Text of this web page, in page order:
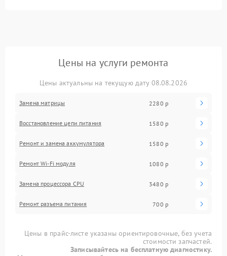
Цены на услуги ремонта
Цены актуальны на текущую дату 08.08.2026
Замена матрицы 2280 р
Восстановление цепи питания 1580 р
Ремонт и замена аккумулятора 1580 р
Ремонт Wi-Fi модуля 1080 р
Замена процессора CPU 3480 р
Ремонт разъема питания 700 р
Цены в прайс-листе указаны ориентировочные, без учета
стоимости запчастей.
Записывайтесь на бесплатную диагностику.